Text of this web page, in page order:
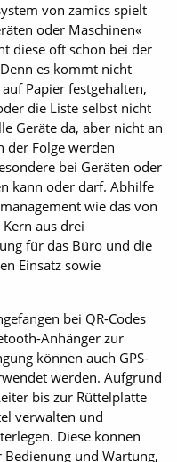
von zamics spielt
oder Maschinen«
diese oft schon bei der
es kommt nicht
Papier festgehalten,
die Liste selbst nicht
Geräte da, aber nicht an
der Folge werden
bei Geräten oder
kann oder darf. Abhilfe
wie das von
aus drei
für das Büro und die
Einsatz sowie
bei QR-Codes
Anhänger zur
können auch GPS-
werden. Aufgrund
bis zur Rüttelplatte
verwalten und
Diese können
Bedienung und Wartung,